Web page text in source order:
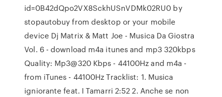
id=0B42dQpo2VX8SckhUSnVDMk02RU0 by
stopautobuy from desktop or your mobile
device Dj Matrix & Matt Joe - Musica Da Giostra
Vol. 6 - download m4a itunes and mp3 320kbps
Quality: Mp3@320 Kbps - 44100Hz and m4a -
from iTunes - 44100Hz Tracklist: 1. Musica
igniorante feat. I Tamarri 2:52 2. Anche se non